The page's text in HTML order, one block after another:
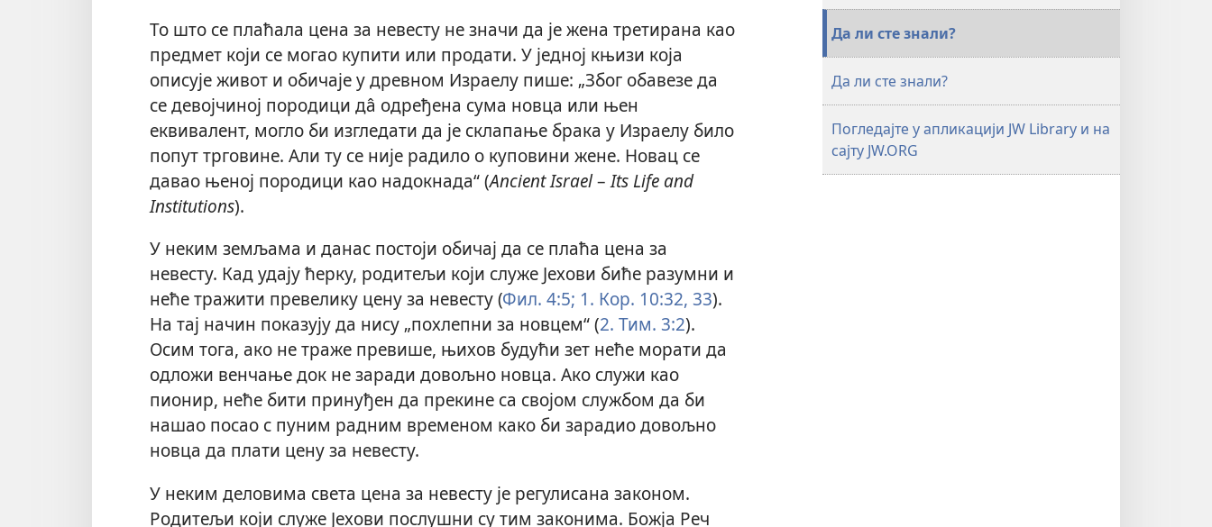
То што се плаћала цена за невесту не значи да је жена третирана као
предмет који се могао купити или продати. У једној књизи која
описује живот и обичаје у древном Израелу пише: „Због обавезе да
се девојчиној породици да̂ одређена сума новца или њен
еквивалент, могло би изгледати да је склапање брака у Израелу било
попут трговине. Али ту се није радило о куповини жене. Новац се
давао њеној породици као надокнада“ (Ancient Israel–Its Life and
Institutions).
У неким земљама и данас постоји обичај да се плаћа цена за
невесту. Кад удају ћерку, родитељи који служе Јехови биће разумни и
неће тражити превелику цену за невесту (Фил. 4:5; 1. Кор. 10:32, 33).
На тај начин показују да нису „похлепни за новцем“ (2. Тим. 3:2).
Осим тога, ако не траже превише, њихов будући зет неће морати да
одложи венчање док не заради довољно новца. Ако служи као
пионир, неће бити принуђен да прекине са својом службом да би
нашао посао с пуним радним временом како би зарадио довољно
новца да плати цену за невесту.
У неким деловима света цена за невесту је регулисана законом.
Родитељи који служе Јехови послушни су тим законима. Божја Реч
Да ли сте знали?
Да ли сте знали?
Погледајте у апликацији JW Library и на
сајту JW.ORG